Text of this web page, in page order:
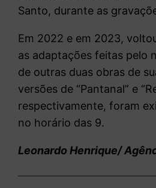
Santo, durante as
Em 2022 e em 2023,
as adaptações feitas pelo
de outras duas obras de
versões de “Pantanal” e
respectivamente, foram
no horário das 9.
Leonardo Henrique/